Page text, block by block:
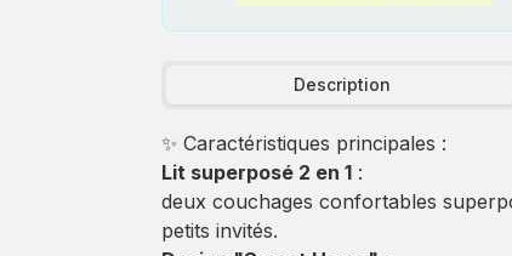
Description
✨ Caractéristiques principales :
Lit superposé 2 en 1 :
deux couchages confortables
petits invités.